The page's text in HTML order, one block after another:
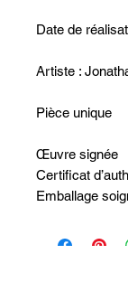
Date de
Artiste :
Pièce unique
Œuvre signée
Certificat
Emballage